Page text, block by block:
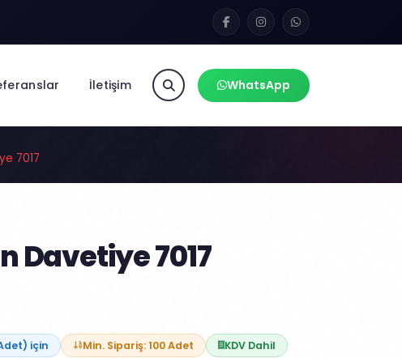
İletişim WhatsApp
7017
Davetiye 7017
için Min. Sipariş: 100 Adet KDV Dahil